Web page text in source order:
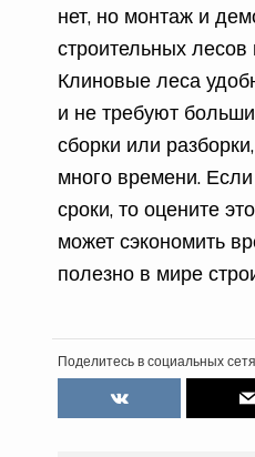
нет, но монтаж и
строительных лесов
Клиновые леса
и не требуют
сборки или
много времени.
сроки, то оцените
может сэкономить
полезно в мире
Поделитесь в социальных